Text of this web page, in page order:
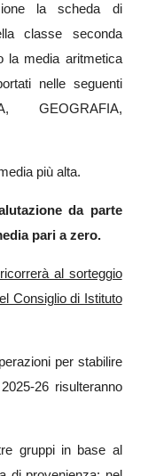
la scheda di
classe seconda
la media aritmetica
nelle seguenti
GEOGRAFIA,
più alta.
da parte
pari a zero.
al sorteggio
Consiglio di Istituto
per stabilire
26 risulteranno
gruppi in base al